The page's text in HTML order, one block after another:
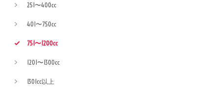
251〜400cc
401〜750cc
751〜1200cc
1201〜1300cc
1301cc以上